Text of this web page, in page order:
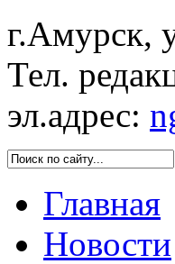
г.Амурск,
Тел.
эл.адрес:
Главная
Новости